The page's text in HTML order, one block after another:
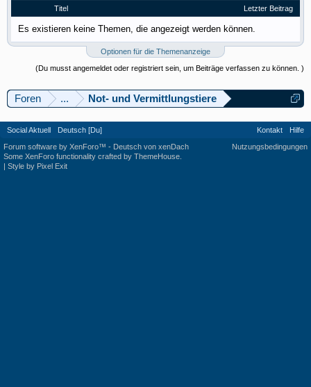
Titel Letzter Beitrag
Es existieren keine Themen, die angezeigt werden können.
Optionen für die Themenanzeige
(Du musst angemeldet oder registriert sein, um Beiträge verfassen zu können. )
Foren ... Not- und Vermittlungstiere
Social Aktuell Deutsch [Du] Kontakt
Hilfe
Nutzungsbedingungen
Forum software by XenForo™ - Deutsch von xenDach
Some XenForo functionality crafted by ThemeHouse
| Style by Pixel Exit